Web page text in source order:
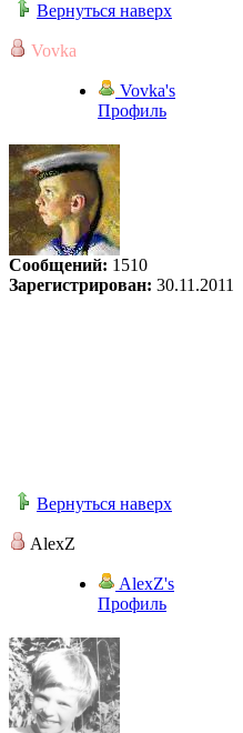
Вернуться наверх
Vovka
Vovka's
Профиль
Сообщений: 1510
Зарегистрирован: 30.11.2011
Вернуться наверх
AlexZ
AlexZ's
Профиль